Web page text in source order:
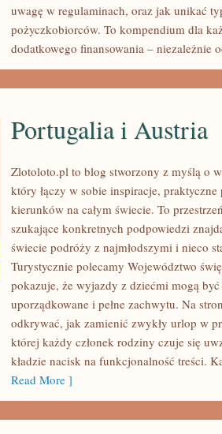
OFERTY
uwagę w regulaminach, oraz jak unikać
pożyczkobiorców. To kompendium dla
dodatkowego finansowania – niezależnie
PORTUGALIA
AUSTRIA
Portugalia i Austria
Zlotoloto.pl to blog stworzony z myślą o
który łączy w sobie inspiracje,
kierunków na całym świecie. To
szukające konkretnych podpowiedzi
świecie podróży z najmłodszymi i nieco
Turystycznie polecamy Województwo
pokazuje, że wyjazdy z dziećmi mogą
uporządkowane i pełne zachwytu. Na
odkrywać, jak zamienić zwykły urlop w
której każdy członek rodziny czuje się
kładzie nacisk na funkcjonalność treści.
Read More ]